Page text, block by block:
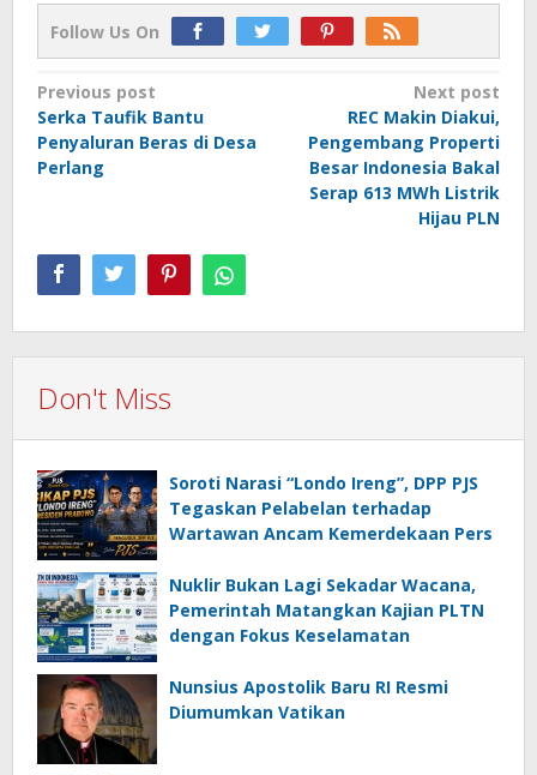
Follow Us On
Post
navigation
Previous post
Serka Taufik Bantu
Penyaluran Beras di Desa
Perlang
Next post
REC Makin Diakui,
Pengembang Properti
Besar Indonesia Bakal
Serap 613 MWh Listrik
Hijau PLN
Don't Miss
Soroti Narasi “Londo Ireng”, DPP PJS
Tegaskan Pelabelan terhadap
Wartawan Ancam Kemerdekaan Pers
Nuklir Bukan Lagi Sekadar Wacana,
Pemerintah Matangkan Kajian PLTN
dengan Fokus Keselamatan
Nunsius Apostolik Baru RI Resmi
Diumumkan Vatikan